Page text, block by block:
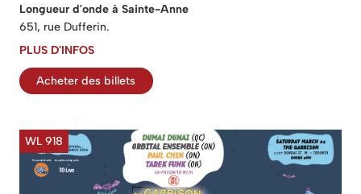
Longueur d'onde à Sainte-Anne
651, rue Dufferin.
PLUS D'INFOS
Acheter des billets
WL 918